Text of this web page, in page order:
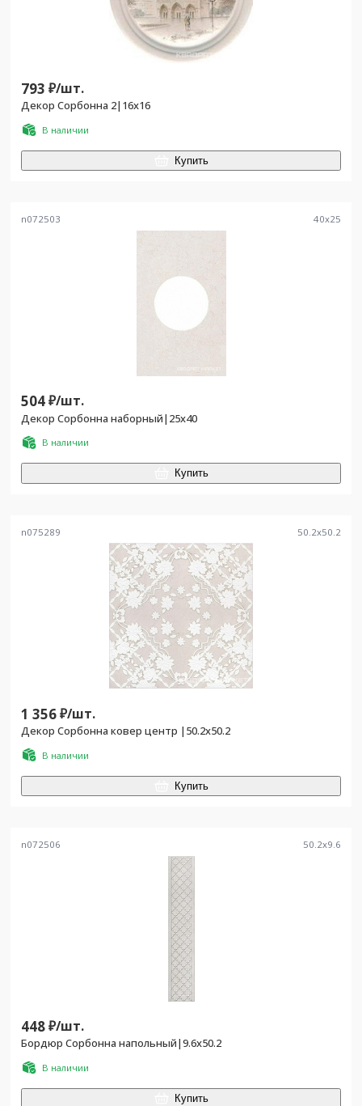
793 ₽/шт.
Декор Сорбонна 2|16x16
В наличии
Купить
n072503 40x25
504₽/шт.
Декор Сорбонна наборный|25x40
В наличии
Купить
n075289 50.2x50.2
1 356₽/шт.
Декор Сорбонна ковер центр |50.2x50.2
В наличии
Купить
n072506 50.2x9.6
448₽/шт.
Бордюр Сорбонна напольный|9.6x50.2
В наличии
Купить